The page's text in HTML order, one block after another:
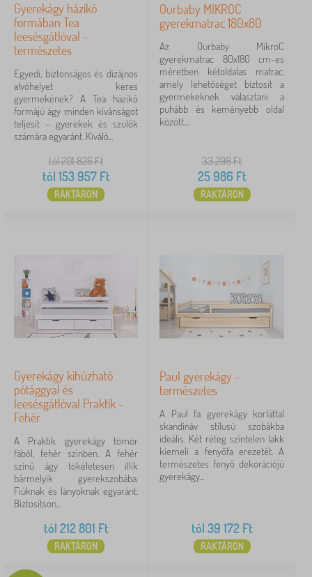
Gyerekágy házikó
formában Tea
leesésgátlóval -
természetes
Egyedi, biztonságos és dizájnos
alvóhelyet keres
gyermekének? A Tea házikó
formájú ágy minden kívánságot
teljesít – gyerekek és szülők
számára egyaránt. Kiváló...
tól 201 826Ft
tól 153 957Ft
RAKTÁRON
Ourbaby MIKROC
gyerekmatrac 180x80
Az Ourbaby MikroC
gyerekmatrac 80x180 cm-es
méretben kétoldalas matrac,
amely lehetőséget biztosít a
gyermekeknek választani a
puhább és keményebb oldal
között....
33 298Ft
25 986 Ft
RAKTÁRON
Gyerekágy kihúzható
pótággyal és
leesésgátlóval Praktik -
Fehér
A Praktik gyerekágy tömör
fából, fehér színben. A fehér
színű ágy tökéletesen illik
bármelyik gyerekszobába.
Fiúknak és lányoknak egyaránt.
Biztosítson...
tól 212 801 Ft
RAKTÁRON
Paul gyerekágy -
természetes
A Paul fa gyerekágy korláttal
skandináv stílusú szobákba
ideális. Két réteg színtelen lakk
kiemeli a fenyőfa erezetét. A
természetes fenyő dekorációjú
gyerekágy...
tól 39 172Ft
RAKTÁRON